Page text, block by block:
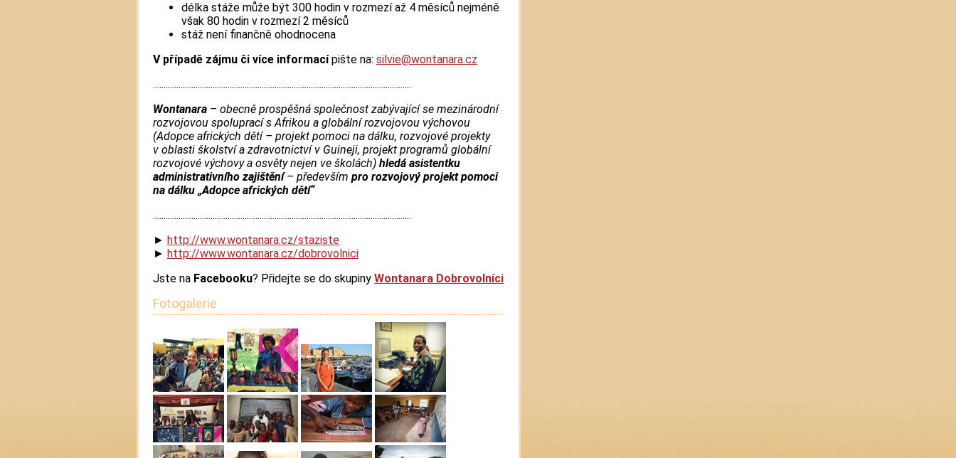
délka stáže může být 300 hodin v rozmezí až 4 měsíců nejméně
však 80 hodin v rozmezí 2 měsíců
stáž není finančně ohodnocena
V případě zájmu či více informacípište na: silvie@wontanara.cz
.........................................................................................................................
Wontanara – obecně prospěšná společnost zabývající se mezinárodní
rozvojovou spoluprací s Afrikou a globální rozvojovou výchovou
(Adopce afrických dětí – projekt pomoci na dálku, rozvojové projekty
v oblasti školství a zdravotnictví v Guineji, projekt programů globální
rozvojové výchovy a osvěty nejen ve školách) hledá asistentku
administrativního zajištění– především pro rozvojový projekt pomoci
na dálku „Adopce afrických dětí“
.........................................................................................................................
► http://www.wontanara.cz/staziste
​► http://www.wontanara.cz/dobrovolnici
Jste na Facebooku? Přidejte se do skupiny Wontanara Dobrovolníci
Fotogalerie